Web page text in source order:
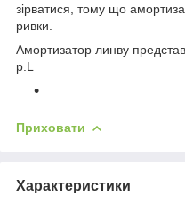
зірватися, тому що
ривки.
Амортизатор линву
p.L
Приховати
Характеристики